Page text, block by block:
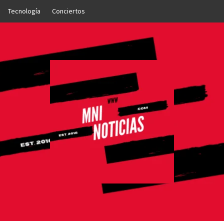
Tecnología Conciertos